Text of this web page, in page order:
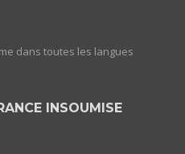
dans toutes les langues
INSOUMISE